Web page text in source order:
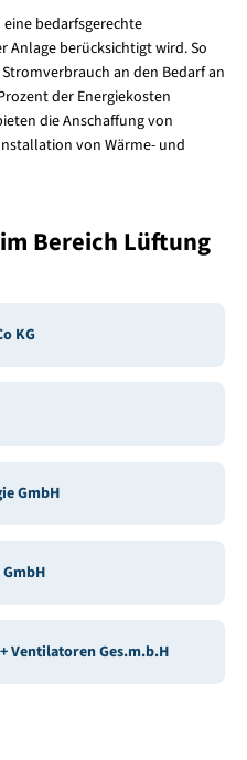
bedarfsgerechte
Anlage berücksichtigt wird. So
an den Bedarf an
der Energiekosten
die Anschaffung von
von Wärme- und
Bereich Lüftung
KG
GmbH
Ventilatoren Ges.m.b.H